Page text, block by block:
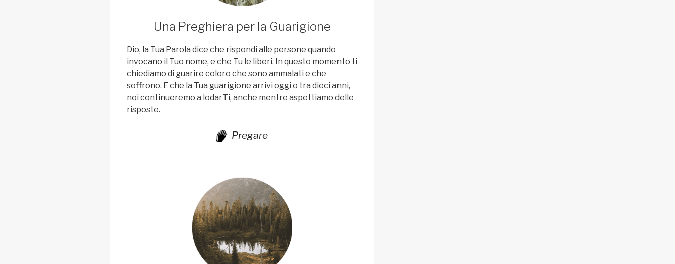
Una Preghiera per la Guarigione
Dio, la Tua Parola dice che rispondi alle persone quando
invocano il Tuo nome, e che Tu le liberi. In questo momento ti
chiediamo di guarire coloro che sono ammalati e che
soffrono. E che la Tua guarigione arrivi oggi o tra dieci anni,
noi continueremo a lodarTi, anche mentre aspettiamo delle
risposte.
Pregare